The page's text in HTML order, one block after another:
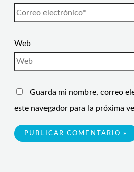
Web
Guarda mi nombre, correo
este navegador para la próxima